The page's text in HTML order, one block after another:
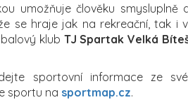
umožňuje člověku smysluplně
se hraje jak na rekreační, tak i
klub TJ Spartak Velká
sportovní informace ze
sportu na sportmap.cz.